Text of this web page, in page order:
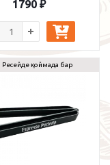
1790 ₽
Ресейде қоймада бар